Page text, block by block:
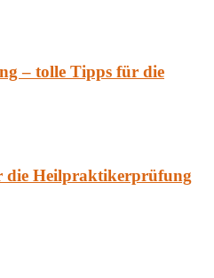
– tolle Tipps für die
die Heilpraktikerprüfung